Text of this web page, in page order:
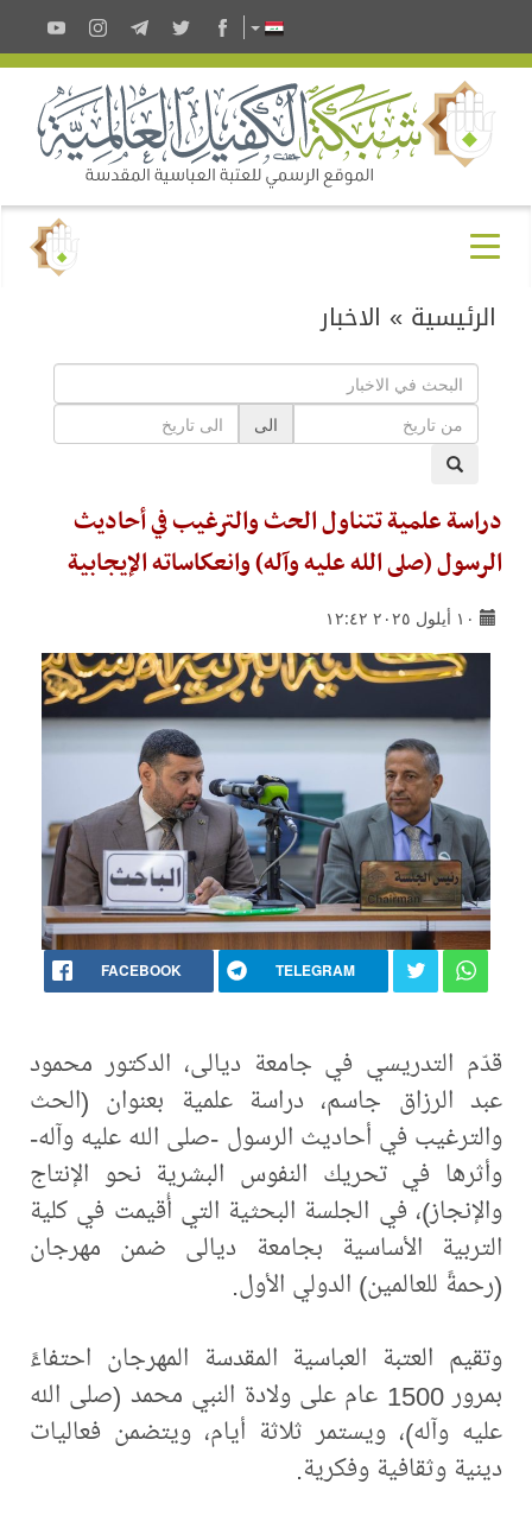
الرئيسية » الاخبار
الى
دراسة علمية تتناول الحث والترغيب في أحاديث
الرسول (صلى الله عليه وآله) وانعكاساته الإيجابية
١٠ أيلول ٢٠٢٥ ١٢:٤٢
FACEBOOK TELEGRAM
قدّم التدريسي في جامعة ديالى، الدكتور محمود
عبد الرزاق جاسم، دراسة علمية بعنوان (الحث
والترغيب في أحاديث الرسول -صلى الله عليه وآله-
وأثرها في تحريك النفوس البشرية نحو الإنتاج
والإنجاز)، في الجلسة البحثية التي أُقيمت في كلية
التربية الأساسية بجامعة ديالى ضمن مهرجان
(رحمةً للعالمين) الدولي الأول.
وتقيم العتبة العباسية المقدسة المهرجان احتفاءً
بمرور 1500 عام على ولادة النبي محمد (صلى الله
عليه وآله)، ويستمر ثلاثة أيام، ويتضمن فعاليات
دينية وثقافية وفكرية.